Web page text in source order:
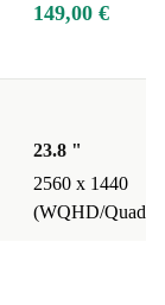
149,00 €
23.8 "
2560 x 1440
(WQHD/